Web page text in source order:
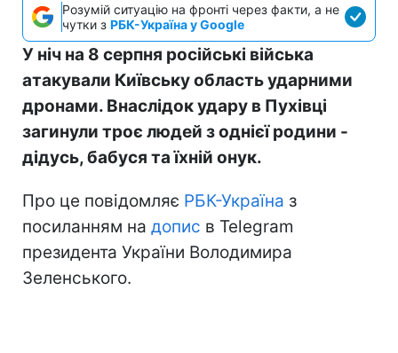
Розумій ситуацію на фронті через факти, а не
чутки з РБК-Україна у Google
У ніч на 8 серпня російські війська
атакували Київську область ударними
дронами. Внаслідок удару в Пухівці
загинули троє людей з однієї родини -
дідусь, бабуся та їхній онук.
Про це повідомляє РБК-Україна з
посиланням на допис в Telegram
президента України Володимира
Зеленського.